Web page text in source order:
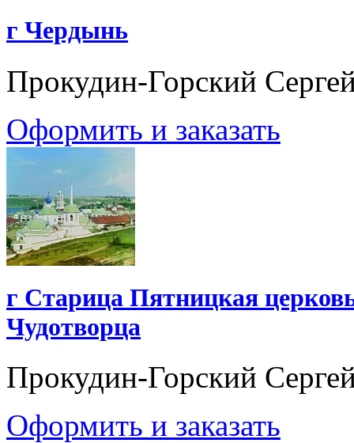
г Чердынь
Прокудин-Горский
Оформить и заказать
г Старица Пятницкая
Чудотворца
Прокудин-Горский
Оформить и заказать